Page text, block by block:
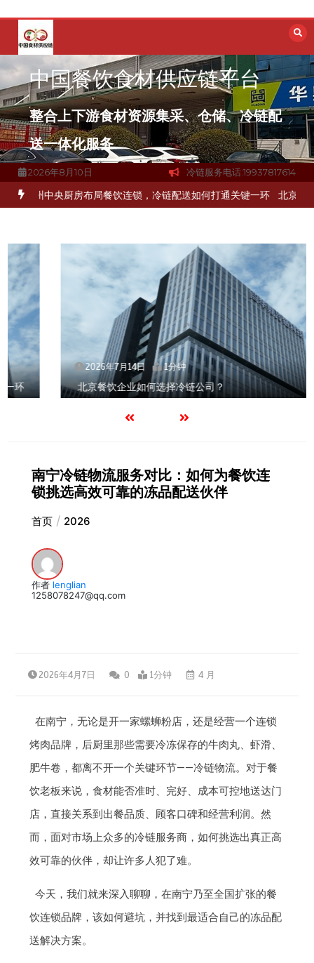
容
中国餐饮食材供应链平台
整合上下游食材资源集采、仓储、冷链配
送一体化服务
2026年8月10日 冷链服务电话:19937817614
食材流通难题？ 杭州中央厨房布局餐饮连锁，冷链配送如何打通关键
2026年7月14日 1分钟
北京餐饮企业如何选择冷链公司？
南宁冷链物流服务对比：如何为餐饮连
锁挑选高效可靠的冻品配送伙伴
首页 2026
作者 lenglian
1258078247@qq.com
2026年4月7日 0 1分钟 4 月
在南宁，无论是开一家螺蛳粉店，还是经营一个连锁
烤肉品牌，后厨里那些需要冷冻保存的牛肉丸、虾滑、
肥牛卷，都离不开一个关键环节——冷链物流。对于餐
饮老板来说，食材能否准时、完好、成本可控地送达门
店，直接关系到出餐品质、顾客口碑和经营利润。然
而，面对市场上众多的冷链服务商，如何挑选出真正高
效可靠的伙伴，却让许多人犯了难。
今天，我们就来深入聊聊，在南宁乃至全国扩张的餐
饮连锁品牌，该如何避坑，并找到最适合自己的冻品配
送解决方案。